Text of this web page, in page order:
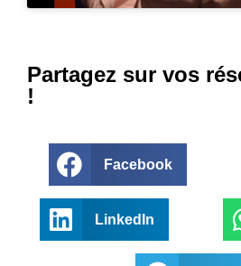
Partagez sur vos
!
Facebook
LinkedIn